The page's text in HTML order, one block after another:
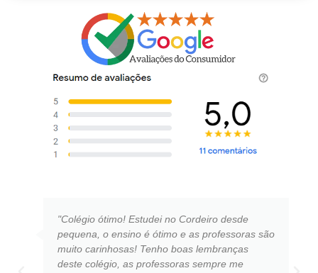
"Colégio ótimo! Estudei no Cordeiro desde
pequena, o ensino é ótimo e as professoras são
muito carinhosas! Tenho boas lembranças
deste colégio, as professoras sempre me